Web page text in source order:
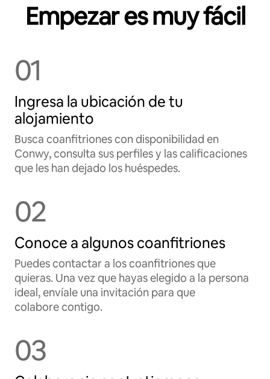
Empezar es muy fácil
01
Ingresa la ubicación de tu
alojamiento
Busca coanfitriones con disponibilidad en
Conwy, consulta sus perfiles y las calificaciones
que les han dejado los huéspedes.
02
Conoce a algunos coanfitriones
Puedes contactar a los coanfitriones que
quieras. Una vez que hayas elegido a la persona
ideal, envíale una invitación para que
colabore contigo.
03